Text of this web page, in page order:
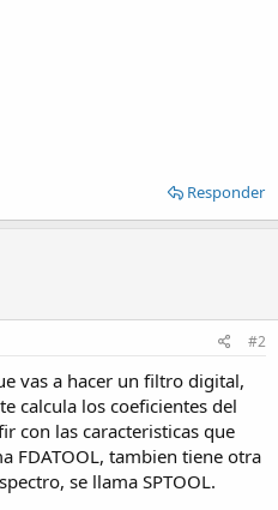
Responder
#2
vas a hacer un filtro digital,
calcula los coeficientes del
con las caracteristicas que
FDATOOL, tambien tiene otra
se llama SPTOOL.